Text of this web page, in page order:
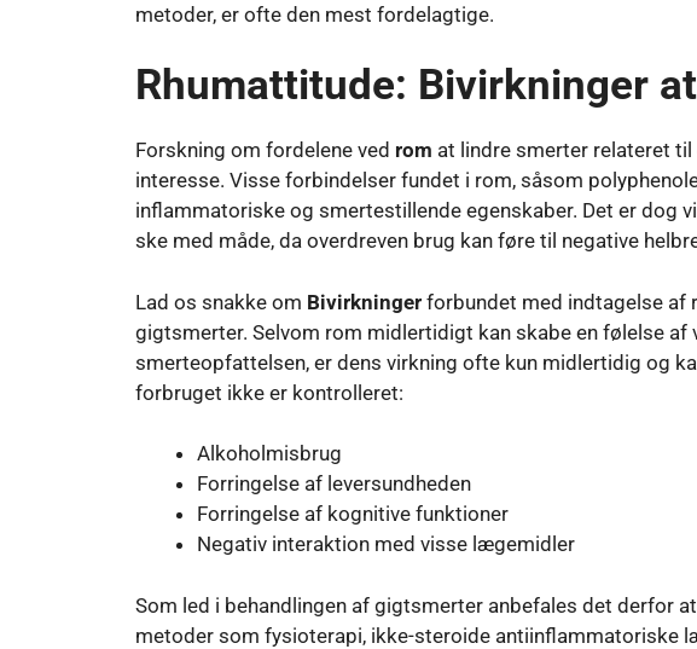
metoder, er ofte den mest fordelagtige.
Rhumattitude: Bivirkninger
Forskning om fordelene ved rom at lindre smerter relateret til
interesse. Visse forbindelser fundet i rom, såsom
inflammatoriske og smertestillende egenskaber. Det er dog
ske med måde, da overdreven brug kan føre til negative
Lad os snakke om Bivirkninger forbundet med indtagelse af
gigtsmerter. Selvom rom midlertidigt kan skabe en følelse af
smerteopfattelsen, er dens virkning ofte kun midlertidig og
forbruget ikke er kontrolleret:
Alkoholmisbrug
Forringelse af leversundheden
Forringelse af kognitive funktioner
Negativ interaktion med visse lægemidler
Som led i behandlingen af ​​gigtsmerter anbefales det derfor
metoder som fysioterapi, ikke-steroide antiinflammatoriske